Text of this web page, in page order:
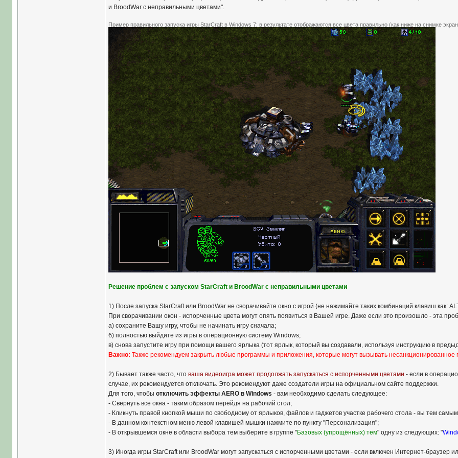
и BroodWar с неправильными цветами".
Пример правильного запуска игры StarCraft в Windows 7: в результате отображаются все цвета правильно (как ниже на снимке
Решение проблем с запуском StarCraft и BroodWar с неправильными цветами
1) После запуска StarCraft или BroodWar не сворачивайте окно с игрой (не нажимайте таких комбинаций клавиш как:
При сворачивании окон - испорченные цвета могут опять появиться в Вашей игре. Даже если это произошло - эта
а) сохраните Вашу игру, чтобы не начинать игру сначала;
б) полностью выйдите из игры в операционную систему Windows;
в) снова запустите игру при помощи вашего ярлыка (тот ярлык, который вы создавали, используя инструкцию в
Важно: Также рекомендуем закрыть любые программы и приложения, которые могут вызывать
2) Бывает также часто, что ваша видеоигра может продолжать запускаться с испорченными цветами - если в
случае, их рекомендуется отключать. Это рекомендуют даже создатели игры на официальном сайте поддержки.
Для того, чтобы отключить эффекты AERO в Windows - вам необходимо сделать следующее:
- Свернуть все окна - таким образом перейдя на рабочий стол;
- Кликнуть правой кнопкой мыши по свободному от ярлыков, файлов и гаджетов участке рабочего стола - вы тем
- В данном контекстном меню левой клавишей мышки нажмите по пункту "Персонализация";
- В открывшемся окне в области выбора тем выберите в группе "Базовых (упрощённых) тем" одну из следующих: "
3) Иногда игры StarCraft или BroodWar могут запускаться с испорченными цветами - если включен Интернет-